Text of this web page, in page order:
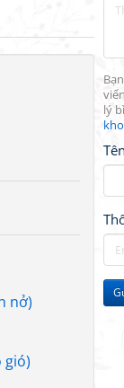
lý
nở)
gió)